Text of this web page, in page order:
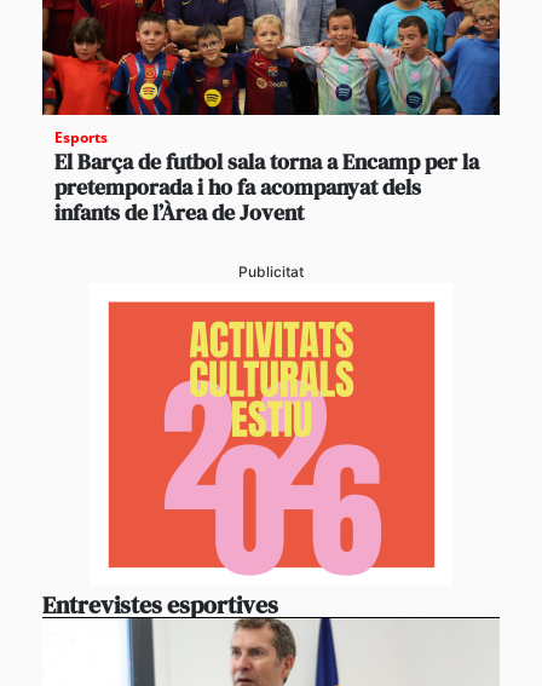
Esports
El Barça de futbol sala torna a Encamp per la
pretemporada i ho fa acompanyat dels
infants de l’Àrea de Jovent
Publicitat
Entrevistes esportives